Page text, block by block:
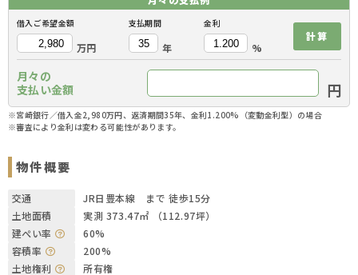
借入ご希望金額
万円
支払期間
年
金利
%
計算
月々の
支払い金額
円
※宮崎銀行／借入金2,980万円、返済期間35年、金利1.200%（変動金利型）の場合
※審査により金利は変わる可能性があります。
物件概要
交通
JR日豊本線 まで 徒歩15分
土地面積
実測 373.47㎡ （112.97坪）
建ぺい率
60%
容積率
200%
土地権利
所有権